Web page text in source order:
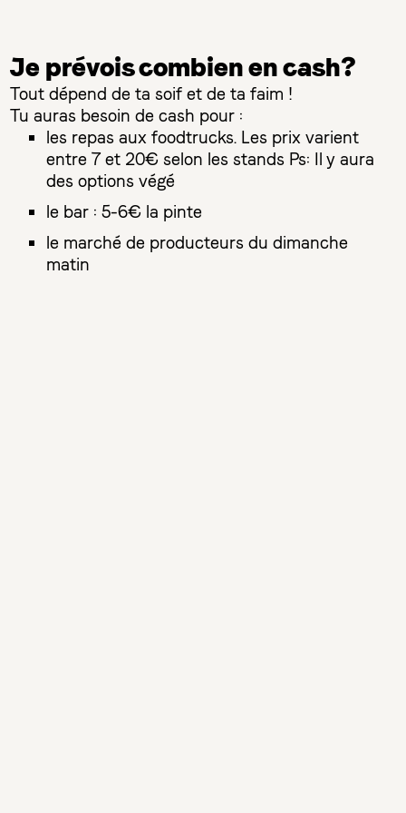
Je prévois combien en cash?
Tout dépend de ta soif et de ta faim !
Tu auras besoin de cash pour :
les repas aux foodtrucks. Les prix varient
entre 7 et 20€ selon les stands Ps: Il y aura
des options végé
le bar : 5-6€ la pinte
le marché de producteurs du dimanche
matin